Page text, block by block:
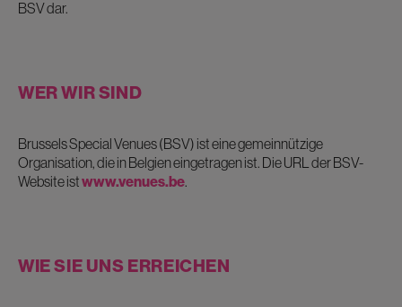
BSV dar.
WER WIR SIND
Brussels Special Venues (BSV) ist eine gemeinnützige
Organisation, die in Belgien eingetragen ist. Die URL der BSV-
Website istwww.venues.be.
WIE SIE UNS ERREICHEN